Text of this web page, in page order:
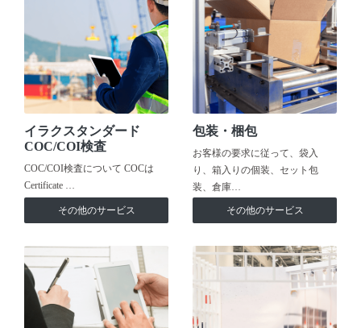
イラクスタンダード
COC/COI検査
COC/COI検査について COCは
Certificate …
その他のサービス
包装・梱包
お客様の要求に従って、袋入
り、箱入りの個装、セット包
装、倉庫…
その他のサービス